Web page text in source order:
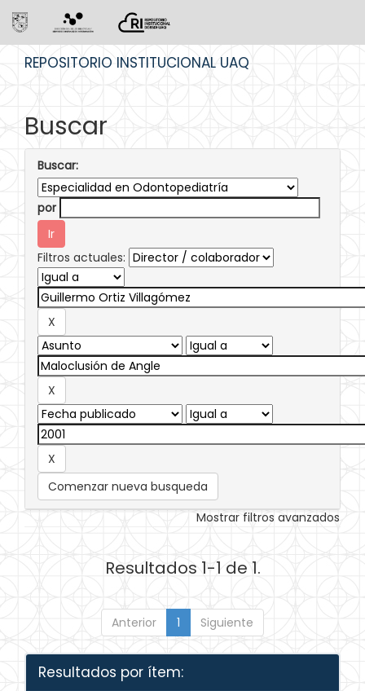
REPOSITORIO INSTITUCIONAL UAQ
Buscar
Buscar:
por
Filtros actuales:
Comenzar nueva busqueda
Mostrar filtros avanzados
Resultados 1-1 de 1.
Anterior 1 Siguiente
Resultados por ítem: